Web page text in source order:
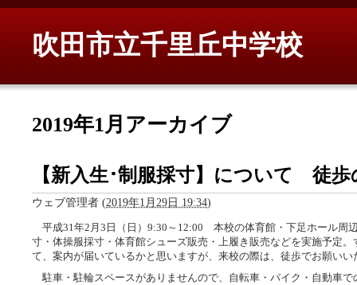
吹田市立千里丘中学校
2019年1月アーカイブ
【新入生･制服採寸】について 徒歩
ウェブ管理者 (2019年1月29日 19:34)
平成31年2月3日（日）9:30～12:00 本校の体育館・下足ホール周
寸・体操服採寸・体育館シューズ販売・上履き販売などを実施予定。
て、案内が届いているかと思いますが、来校の際は、徒歩でお願いい
駐車・駐輪スペースがありませんので、自転車・バイク・自動車で